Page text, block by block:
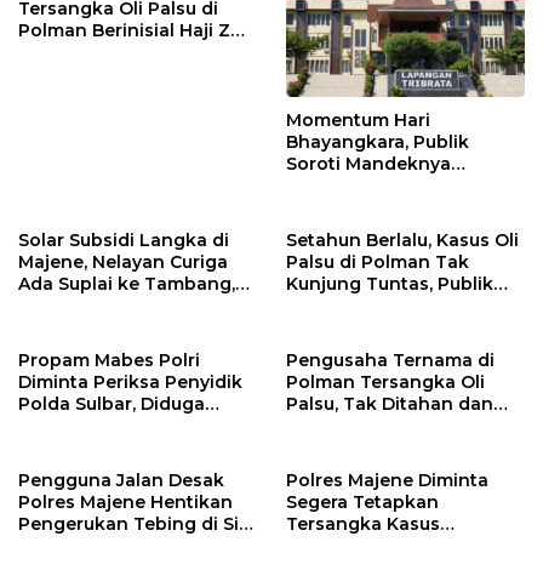
Tersangka Oli Palsu di
Polman Berinisial Haji Z
Momentum Hari
Bhayangkara, Publik
Soroti Mandeknya
Solar Subsidi Langka di
Majene, Nelayan Curiga
Ada Suplai ke Tambang,
Setahun Berlalu, Kasus Oli
Palsu di Polman Tak
Kunjung Tuntas, Publik
Propam Mabes Polri
Diminta Periksa Penyidik
Polda Sulbar, Diduga
Tersangka Oli Palsu
Pengusaha Ternama di
Polman Tersangka Oli
Palsu, Tak Ditahan dan
Pengguna Jalan Desak
Polres Majene Hentikan
Pengerukan Tebing di Sisi
Polres Majene Diminta
Segera Tetapkan
Tersangka Kasus